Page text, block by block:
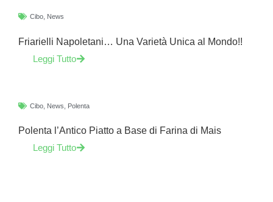
Cibo News
Friarielli Napoletani… Una Varietà Unica al Mondo!!
Leggi Tutto
Cibo News Polenta
Polenta l’Antico Piatto a Base di Farina di Mais
Leggi Tutto